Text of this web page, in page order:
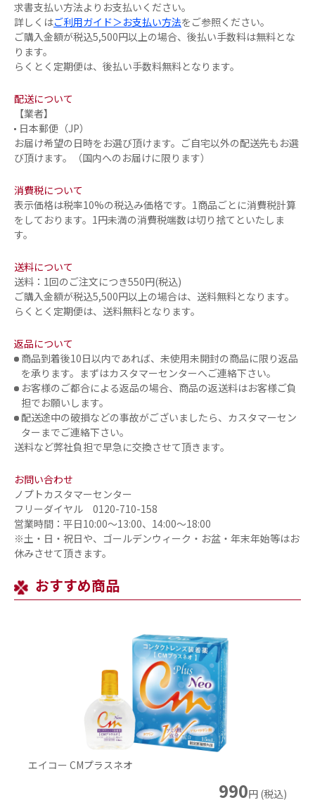
求書支払い方法よりお支払いください。
詳しくはご利用ガイド＞お支払い方法をご参照ください。
ご購入金額が税込5,500円以上の場合、後払い手数料は無料とな
ります。
らくとく定期便は、後払い手数料無料となります。
配送について
【業者】
日本郵便（JP）
お届け希望の日時をお選び頂けます。ご自宅以外の配送先もお選
び頂けます。（国内へのお届けに限ります）
消費税について
表示価格は税率10%の税込み価格です。1商品ごとに消費税計算
をしております。1円未満の消費税端数は切り捨てといたしま
す。
送料について
送料：1回のご注文につき550円(税込)
ご購入金額が税込5,500円以上の場合は、送料無料となります。
らくとく定期便は、送料無料となります。
返品について
商品到着後10日以内であれば、未使用未開封の商品に限り返品
を承ります。まずはカスタマーセンターへご連絡下さい。
お客様のご都合による返品の場合、商品の返送料はお客様ご負
担でお願いします。
配送途中の破損などの事故がございましたら、カスタマーセン
ターまでご連絡下さい。
送料など弊社負担で早急に交換させて頂きます。
お問い合わせ
ノプトカスタマーセンター
フリーダイヤル 0120-710-158
営業時間：平日10:00～13:00、14:00～18:00
※土・日・祝日や、ゴールデンウィーク・お盆・年末年始等はお
休みさせて頂きます。
おすすめ商品
エイコー CMプラスネオ
990円 (税込)